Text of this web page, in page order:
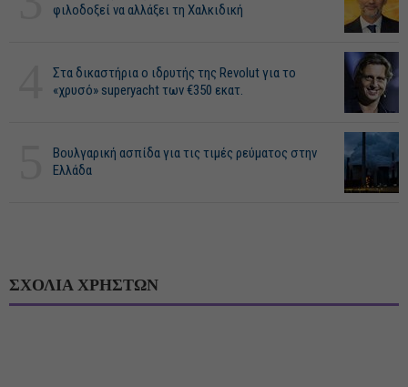
φιλοδοξεί να αλλάξει τη Χαλκιδική
Στα δικαστήρια ο ιδρυτής της Revolut για το
«χρυσό» superyacht των €350 εκατ.
Βουλγαρική ασπίδα για τις τιμές ρεύματος στην
Ελλάδα
ΣΧΟΛΙΑ ΧΡΗΣΤΩΝ